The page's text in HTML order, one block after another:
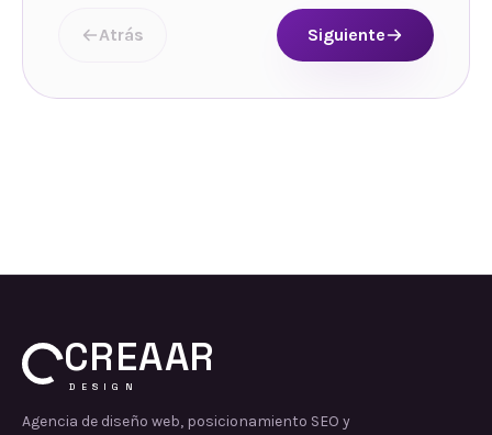
Atrás Siguiente
CREAAR
DESIGN
Agencia de diseño web, posicionamiento SEO y